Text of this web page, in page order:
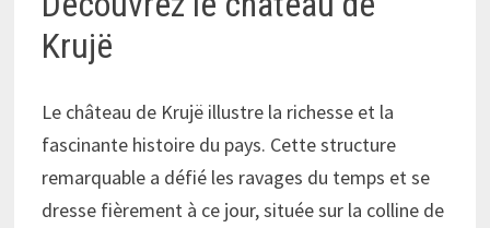
Krujë
Le château de Krujë illustre la richesse et la
fascinante histoire du pays. Cette structure
remarquable a défié les ravages du temps et se
dresse fièrement à ce jour, située sur la colline de